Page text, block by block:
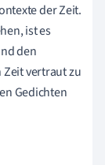
der Zeit.
ist es
den
vertraut zu
Gedichten